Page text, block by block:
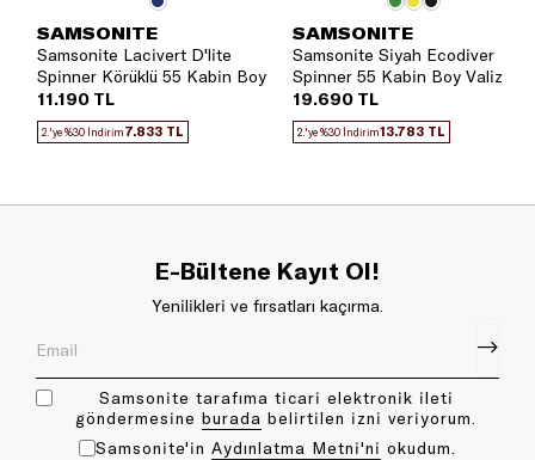
SAMSONITE
Samsonite Lacivert D'lite
Spinner Körüklü 55 Kabin Boy
Valiz
11.190 TL
2.'ye %30 İndirim7.833 TL
SAMSONITE
Samsonite Siyah Ecodiver
Spinner 55 Kabin Boy Valiz
19.690 TL
2.'ye %30 İndirim13.783 TL
E-Bültene Kayıt Ol!
Yenilikleri ve fırsatları kaçırma.
Samsonite tarafıma ticari elektronik ileti
göndermesine bu rada belirtilen izni veriyorum.
Samsonite'in Aydınlatma Metni'ni okudum.